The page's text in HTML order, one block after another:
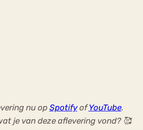
nu op SpotifyofYouTube.
je van deze aflevering vond? 🥰